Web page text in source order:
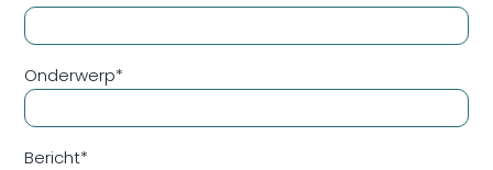
Onderwerp*
Bericht*